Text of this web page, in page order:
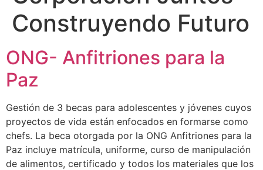
Construyendo Futuro
ONG- Anfitriones para la
Paz
Gestión de 3 becas para adolescentes y jóvenes cuyos
proyectos de vida están enfocados en formarse como
chefs. La beca otorgada por la ONG Anfitriones para la
Paz incluye matrícula, uniforme, curso de manipulación
de alimentos, certificado y todos los materiales que los